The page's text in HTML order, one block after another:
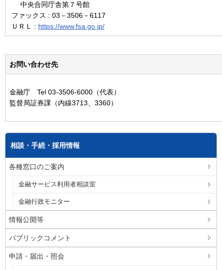
中央合同庁舎第７号館
ファックス : 03－3506－6117
ＵＲＬ : https://www.fsa.go.jp/
お問い合わせ先
金融庁 Tel 03-3506-6000（代表）
監督局証券課（内線3713、3360）
相談・手続・採用情報
各種窓口のご案内
金融サービス利用者相談室
金融行政モニター
情報公開等
パブリックコメント
申請・届出・照会